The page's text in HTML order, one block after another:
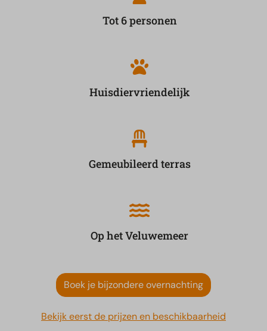
Tot 6 personen
Huisdiervriendelijk
Gemeubileerd terras
Op het Veluwemeer
Boek je bijzondere overnachting
Bekijk eerst de prijzen en beschikbaarheid